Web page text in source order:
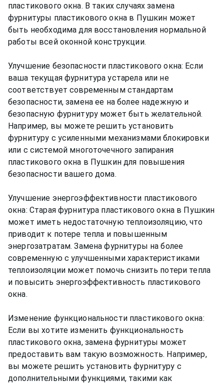
пластикового окна. В таких случаях замена
фурнитуры пластикового окна в Пушкин может
быть необходима для восстановления нормальной
работы всей оконной конструкции.
Улучшение безопасности пластикового окна: Если
ваша текущая фурнитура устарела или не
соответствует современным стандартам
безопасности, замена ее на более надежную и
безопасную фурнитуру может быть желательной.
Например, вы можете решить установить
фурнитуру с усиленными механизмами блокировки
или с системой многоточечного запирания
пластикового окна в Пушкин для повышения
безопасности вашего дома.
Улучшение энергоэффективности пластикового
окна: Старая фурнитура пластикового окна в Пушкин
может иметь недостаточную теплоизоляцию, что
приводит к потере тепла и повышенным
энергозатратам. Замена фурнитуры на более
современную с улучшенными характеристиками
теплоизоляции может помочь снизить потери тепла
и повысить энергоэффективность пластикового
окна.
Изменение функциональности пластикового окна:
Если вы хотите изменить функциональность
пластикового окна, замена фурнитуры может
предоставить вам такую возможность. Например,
вы можете решить установить фурнитуру с
дополнительными функциями, такими как